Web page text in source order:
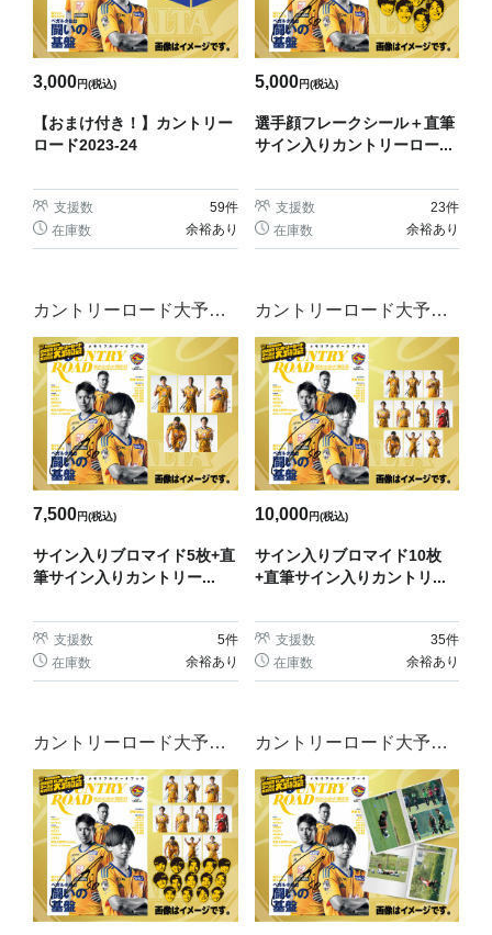
3,000円(税込)
【おまけ付き！】カントリー
ロード2023-24
支援数 59件
在庫数
余裕あり
5,000円(税込)
選手顔フレークシール＋直筆
サイン入りカントリーロー...
支援数 23件
在庫数
余裕あり
カントリーロード大予約
会
7,500円(税込)
サイン入りブロマイド5枚+直
筆サイン入りカントリー...
支援数 5件
在庫数
余裕あり
カントリーロード大予約
会
10,000円(税込)
サイン入りブロマイド10枚
+直筆サイン入りカントリ...
支援数 35件
在庫数
余裕あり
カントリーロード大予約
会
カントリーロード大予約
会